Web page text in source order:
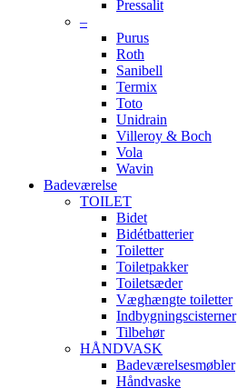
Pressalit
–
Purus
Roth
Sanibell
Termix
Toto
Unidrain
Villeroy & Boch
Vola
Wavin
Badeværelse
TOILET
Bidet
Bidétbatterier
Toiletter
Toiletpakker
Toiletsæder
Væghængte toiletter
Indbygningscisterner
Tilbehør
HÅNDVASK
Badeværelsesmøbler
Håndvaske